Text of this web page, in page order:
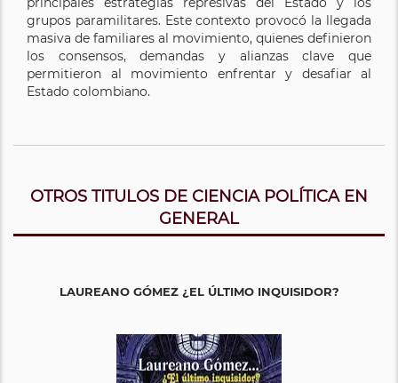
grupos paramilitares. Este contexto provocó la llegada
masiva de familiares al movimiento, quienes definieron
los consensos, demandas y alianzas clave que
permitieron al movimiento enfrentar y desafiar al
Estado colombiano.
OTROS TITULOS DE CIENCIA POLÍTICA EN
GENERAL
LAUREANO GÓMEZ ¿EL ÚLTIMO INQUISIDOR?